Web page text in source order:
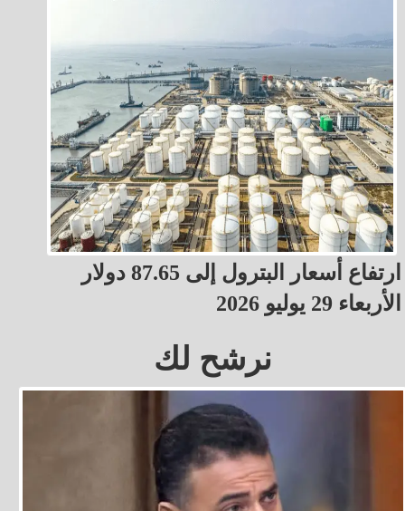
ارتفاع أسعار البترول إلى 87.65 دولار
الأربعاء 29 يوليو 2026
نرشح لك